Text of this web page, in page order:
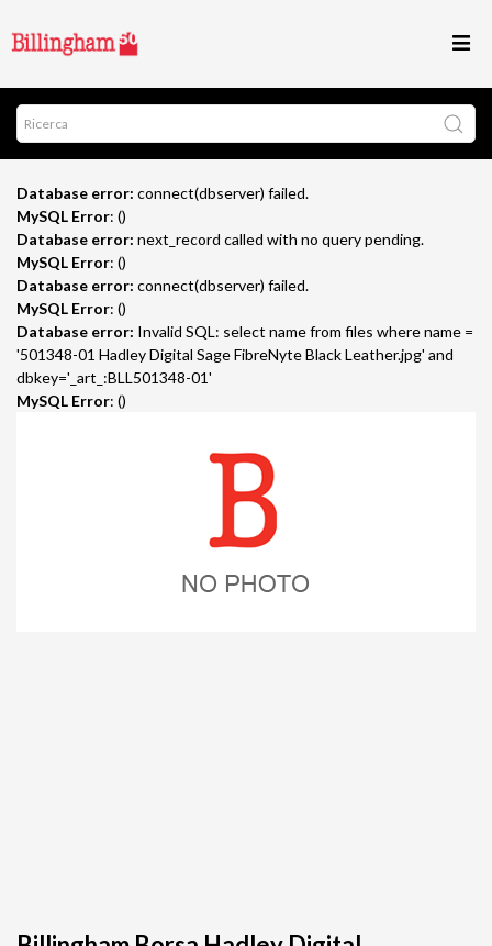
Database error: connect(dbserver) failed.
MySQL Error: ()
Database error: next_record called with no query pending.
MySQL Error: ()
Database error: connect(dbserver) failed.
MySQL Error: ()
Database error: Invalid SQL: select name from files where name =
'501348-01 Hadley Digital Sage FibreNyte Black Leather.jpg' and
dbkey='_art_:BLL501348-01'
MySQL Error: ()